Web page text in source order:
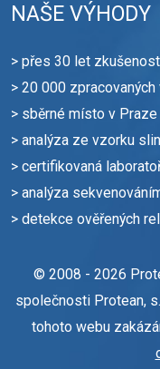
NAŠE VÝHODY
> přes 30 let
> 20 000
> sběrné místo v Praze
> analýza ze vzorku slin
> certifikovaná
> analýza
> detekce ověřených
© 2008 - 2026
společnosti Protean,
tohoto webu